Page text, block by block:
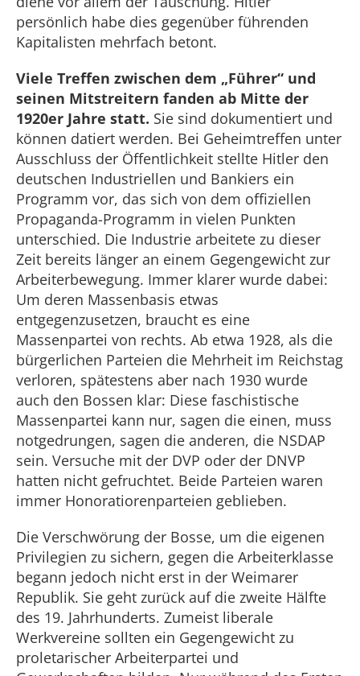
persönlich habe dies gegenüber führenden
Kapitalisten mehrfach betont.
Viele Treffen zwischen dem „Führer“ und
seinen Mitstreitern fanden ab Mitte der
1920er Jahre statt. Sie sind dokumentiert und
können datiert werden. Bei Geheimtreffen unter
Ausschluss der Öffentlichkeit stellte Hitler den
deutschen Industriellen und Bankiers ein
Programm vor, das sich von dem offiziellen
Propaganda-Programm in vielen Punkten
unterschied. Die Industrie arbeitete zu dieser
Zeit bereits länger an einem Gegengewicht zur
Arbeiterbewegung. Immer klarer wurde dabei:
Um deren Massenbasis etwas
entgegenzusetzen, braucht es eine
Massenpartei von rechts. Ab etwa 1928, als die
bürgerlichen Parteien die Mehrheit im Reichstag
verloren, spätestens aber nach 1930 wurde
auch den Bossen klar: Diese faschistische
Massenpartei kann nur, sagen die einen, muss
notgedrungen, sagen die anderen, die NSDAP
sein. Versuche mit der DVP oder der DNVP
hatten nicht gefruchtet. Beide Parteien waren
immer Honoratiorenparteien geblieben.
Die Verschwörung der Bosse, um die eigenen
Privilegien zu sichern, gegen die Arbeiterklasse
begann jedoch nicht erst in der Weimarer
Republik. Sie geht zurück auf die zweite Hälfte
des 19. Jahrhunderts. Zumeist liberale
Werkvereine sollten ein Gegengewicht zu
proletarischer Arbeiterpartei und